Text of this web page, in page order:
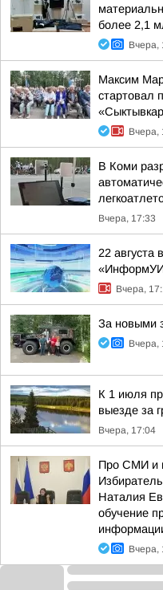
более 2,1
Вчера,
Максим
стартовал
Вчера,
В Коми
Вчера, 17:33
22 августа
Вчера,
За новыми
Вчера,
К 1 июля
выезде за
Вчера, 17:04
Про СМИ и
Наталия
обучение
Вчера,